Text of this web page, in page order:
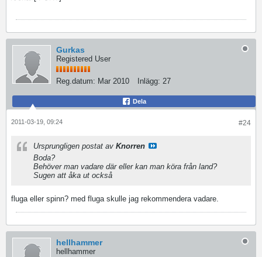
Gurkas
Registered User
Reg.datum: Mar 2010 Inlägg: 27
Dela
#24
2011-03-19, 09:24
Ursprungligen postat av Knorren
Boda?
Behöver man vadare där eller kan man köra från land?
Sugen att åka ut också
fluga eller spinn? med fluga skulle jag rekommendera vadare.
hellhammer
hellhammer